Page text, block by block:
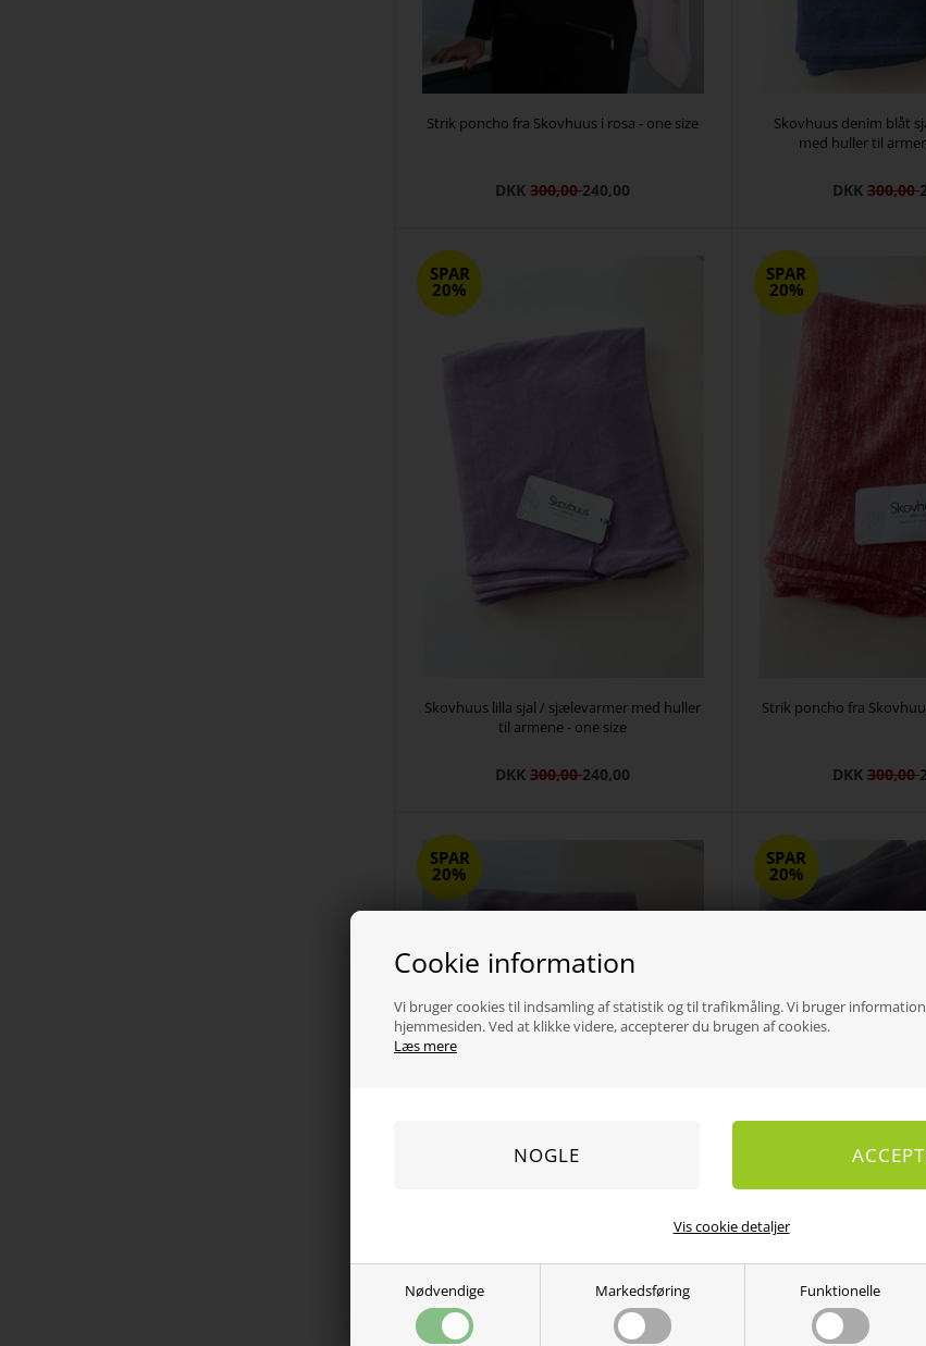
Cookie information
Vi bruger cookies til indsamling af statistik og til trafikmåling. Vi bruger
hjemmesiden. Ved at klikke videre, accepterer du brugen af cookies.
Læs mere
Nødvendige Markedsføring Funktionelle
Vis cookie detaljer
Strik poncho fra Skovhuus i rosa - one size
DKK300,00240,00
Skovhuus denim blåt
med huller til
DKK 300,00
SPAR
20%
Skovhuus lilla sjal / sjælevarmer med huller
til armene - one size
DKK300,00240,00
SPAR
20%
Strik poncho fra
DKK 300,00
SPAR
20%
Strik poncho fra Skovhuus i lilla - one size
SPAR
20%
Strik poncho fra